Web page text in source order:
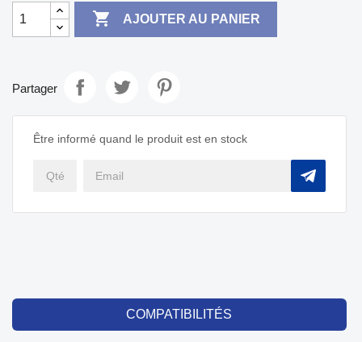
 AJOUTER AU PANIER
Partager
Être informé quand le produit est en stock
COMPATIBILITÉS